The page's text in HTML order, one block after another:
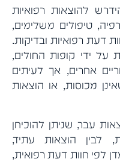
להוצאות רפואיות
טיפולים משלימים,
דעת רפואיות ובדיקות.
ידי קופות החולים,
אחרים, אך לעיתים
מכוסות, או הוצאות
עבר, שניתן להוכיחן
לבין הוצאות עתיד,
לפי חוות דעת רפואית,